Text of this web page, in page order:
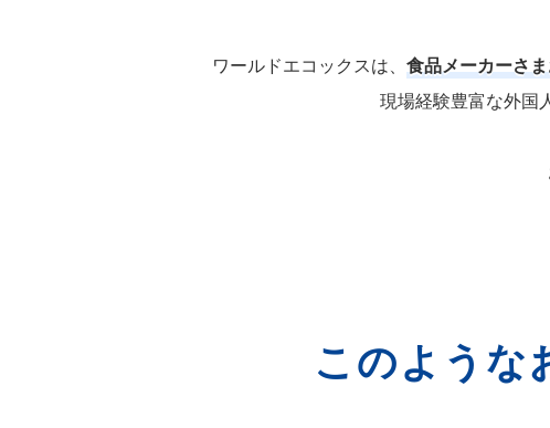
ワールドエコックスは、 食品メーカーさ
現場経験豊富な外国
このような